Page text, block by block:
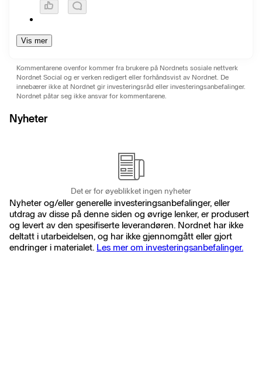
Vis mer
Kommentarene ovenfor kommer fra brukere på Nordnets sosiale nettverk
Nordnet Social og er verken redigert eller forhåndsvist av Nordnet. De
innebærer ikke at Nordnet gir investeringsråd eller investeringsanbefalinger.
Nordnet påtar seg ikke ansvar for kommentarene.
Nyheter
Det er for øyeblikket ingen nyheter
Nyheter og/eller generelle investeringsanbefalinger, eller
utdrag av disse på denne siden og øvrige lenker, er produsert
og levert av den spesifiserte leverandøren. Nordnet har ikke
deltatt i utarbeidelsen, og har ikke gjennomgått eller gjort
endringer i materialet. Les mer om investeringsanbefalinger.